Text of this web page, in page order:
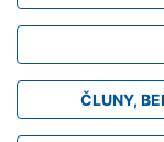
ČLUNY,